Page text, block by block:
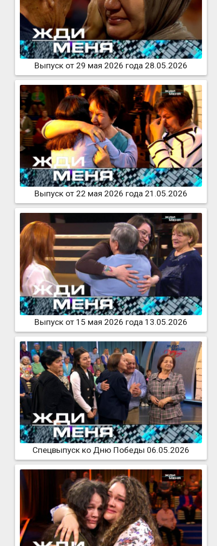
Выпуск от 29 мая 2026 года 28.05.2026
Выпуск от 22 мая 2026 года 21.05.2026
Выпуск от 15 мая 2026 года 13.05.2026
Спецвыпуск ко Дню Победы 06.05.2026